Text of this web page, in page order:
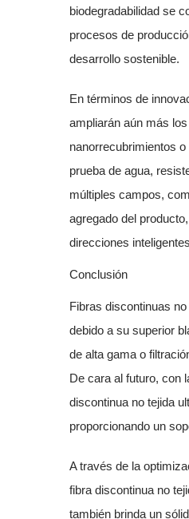
biodegradabilidad se
procesos de
desarrollo sostenible.
En términos de
ampliarán aún más
nanorrecubrimientos
prueba de agua,
múltiples campos,
agregado del
direcciones
Conclusión
Fibras discontinuas
debido a su superior
de alta gama o
De cara al futuro, con
discontinua no tejida
proporcionando un
A través de la
fibra discontinua no
también brinda un